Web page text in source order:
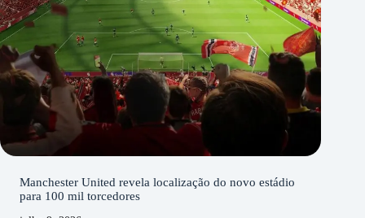
Manchester United revela localização do novo estádio
para 100 mil torcedores